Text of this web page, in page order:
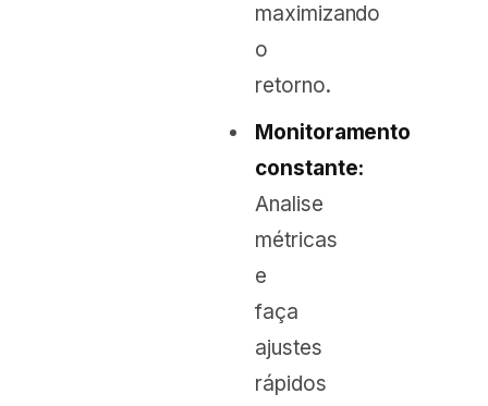
maximizando
o
retorno.
Monitoramento
constante:
Analise
métricas
e
faça
ajustes
rápidos